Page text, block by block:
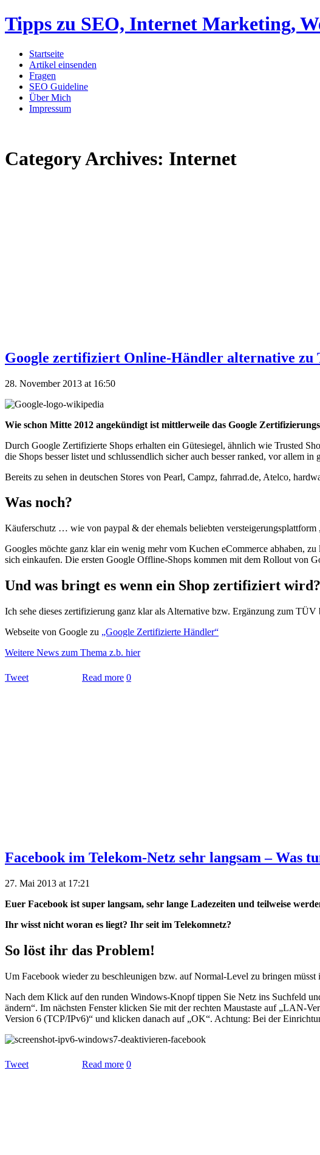
Tipps zu SEO, Internet Marketing,
Startseite
Artikel einsenden
Fragen
SEO Guideline
Über Mich
Impressum
Category Archives: Internet
Google zertifiziert Online-Händler alternative zu
28. November 2013 at 16:50
Wie schon Mitte 2012 angekündigt ist mittlerweile das Google
Durch Google Zertifizierte Shops erhalten ein Gütesiegel, ähnlich wie Trusted
die Shops besser listet und schlussendlich sicher auch besser ranked, vor allem in
Bereits zu sehen in deutschen Stores von Pearl, Campz, fahrrad.de, Atelco,
Was noch?
Käuferschutz … wie von paypal & der ehemals beliebten
Googles möchte ganz klar ein wenig mehr vom Kuchen eCommerce abhaben,
sich einkaufen. Die ersten Google Offline-Shops kommen mit dem Rollout von
Und was bringt es wenn ein Shop zertifiziert wird?
Ich sehe dieses zertifizierung ganz klar als Alternative bzw. Ergänzung zum
Webseite von Google zu „Google Zertifizierte Händler“
Weitere News zum Thema z.b. hier
Tweet Read more 0
Facebook im Telekom-Netz sehr langsam – Was
27. Mai 2013 at 17:21
Euer Facebook ist super langsam, sehr lange Ladezeiten und teilweise
Ihr wisst nicht woran es liegt? Ihr seit im Telekomnetz?
So löst ihr das Problem!
Um Facebook wieder zu beschleunigen bzw. auf Normal-Level zu bringen
Nach dem Klick auf den runden Windows-Knopf tippen Sie Netz ins Suchfeld
ändern“. Im nächsten Fenster klicken Sie mit der rechten Maustaste auf „LAN-
Version 6 (TCP/IPv6)“ und klicken danach auf „OK“. Achtung: Bei der
Tweet Read more 0